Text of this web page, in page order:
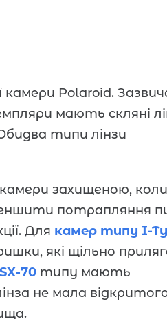
Polaroid.
мають скляні
типи лінзи
захищеною,
потрапляння
Для камер типу I-
які щільно
SX-70 типу мають
не мала